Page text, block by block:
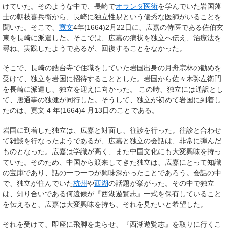
けていた。そのような中で、長崎でオランダ医術を学んでいた岩国藩
士の朝枝喜兵衛から、長崎に独立性易という優秀な医師がいることを
聞いた。そこで、 寛文4年(1664)2月22日に、広嘉の侍医である佐伯玄
東を長崎に派遣した。そこでは、広嘉の病状を独立へ伝え、治療法を
尋ね、実践したようであるが、回復することをなかった。
そこで、長崎の皓台寺で住職をしていた岩国出身の月舟宗林の勧めを
受けて、独立を岩国に招待することとした。岩国から佐々木弥左衛門
を長崎に派遣し、独立を迎えに向かった。 この時、独立には通訳とし
て、唐通事の独健が同行した。そうして、独立が初めて岩国に到着し
たのは、寛文 4 年(1664)4 月13日のことである。
岩国に到着した独立は、広嘉と対面し、往診を行った。往診と合わせ
て雑談を行なったようであるが、広嘉と独立の会話は、非常に弾んだ
ものとなった。広嘉は学識が高く、また中国文化にも大変興味を持っ
ていた。そのため、中国から渡来してきた独立は、広嘉にとって知識
の宝庫であり、話の一つ一つが興味深かったことであろう。会話の中
で、独立が住んでいた杭州や西湖の話題が挙がった。その中で独立
は、知り合いである何遠候が『西湖遊覧志』一式を保有していること
を伝えると、広嘉は大変興味を持ち、それを見たいと希望した。
それを受けて、即座に飛脚を走らせ、『西湖遊覧志』を取りに行くこ